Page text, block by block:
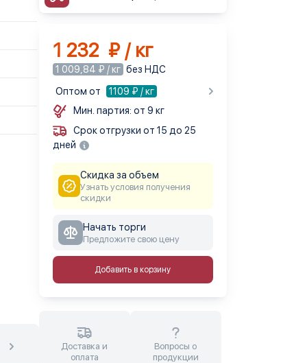
1 232 ₽ / кг
1 009,84 ₽ / кг без НДС
Оптом от
1109 ₽ / кг
Мин. партия: от 9 кг
Срок отгрузки от 15 до 25
дней
Скидка за объем
Узнать условия получения
скидки
Начать торги
Предложите свою цену
Добавить в корзину
Доставка и
оплата
Вопросы о
продукции